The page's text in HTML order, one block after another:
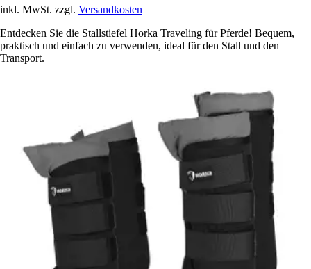
inkl. MwSt. zzgl. Versandkosten
Entdecken Sie die Stallstiefel Horka Traveling für Pferde! Bequem,
praktisch und einfach zu verwenden, ideal für den Stall und den
Transport.